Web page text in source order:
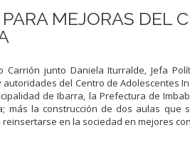
MEJORAS DEL
Carrión junto Daniela Iturralde, Jefa
del Centro de Adolescentes
de Ibarra, la Prefectura de
más la construcción de dos aulas
en la sociedad en mejores